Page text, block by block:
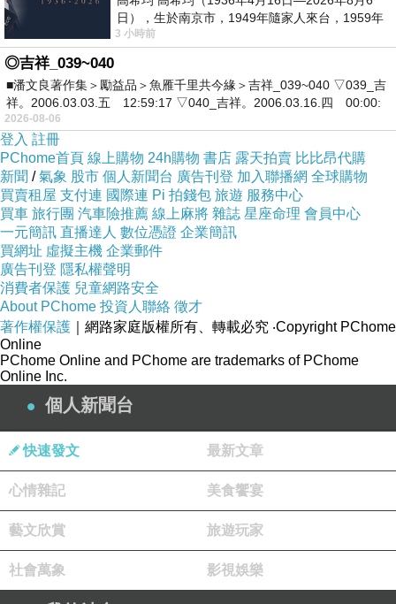
品項
我會想寫該篇文章是因為我們當天購買的麵包品
項裡，我覺得這款米蘭水果麵包是頗特別且我喜
歡的商品，也就想要寫下跟大家分享一下。由於
我們並非去台北信義旗艦店，而是在板橋大遠百
的快閃店購買。板橋大遠百的快閃活動直到
6/30，若是想要購買更多麵包品想的人，倒是可
以直接去店面購買。另外，吳寶春麥方(ㄆㄤˋ)店
從30元起跳，得獎麵包是百來元，並不是像網路
上說的每個麵包都爆貴。由於價格貴與不貴是自
日），生於南京市，1949年隨家人來台，1959年
赴美深造並取得經濟發展博士學位。曾任
3 小時前
◎吉祥_039~040
■潘文良著作集＞勵益品＞魚雁千里共今緣＞吉祥_039~040 ▽039_吉
祥。2006.03.03.五 12:59:17 ▽040_吉祥。2006.03.16.四 00:00:
2026-08-06
登入 註冊
PChome首頁 線上購物 24h購物 書店 露天拍賣 比比昂代購
新聞 /氣象 股市 個人新聞台 廣告刊登 加入聯播網 全球購物
買賣租屋 支付連 國際連 Pi 拍錢包 旅遊 服務中心
買車 旅行團 汽車險推薦 線上麻將 雜誌 星座命理 會員中心
一元簡訊 直播達人 數位憑證 企業簡訊
買網址 虛擬主機 企業郵件
廣告刊登 隱私權聲明
消費者保護 兒童網路安全
About PChome 投資人聯絡 徵才
著作權保護 ｜網路家庭版權所有、轉載必究 ‧Copyright PChome
Online
PChome Online and PChome are trademarks of PChome
Online Inc.
個人新聞台
快速發文 最新文章
心情雜記 美食饗宴
藝文欣賞 旅遊玩家
社會萬象 影視娛樂